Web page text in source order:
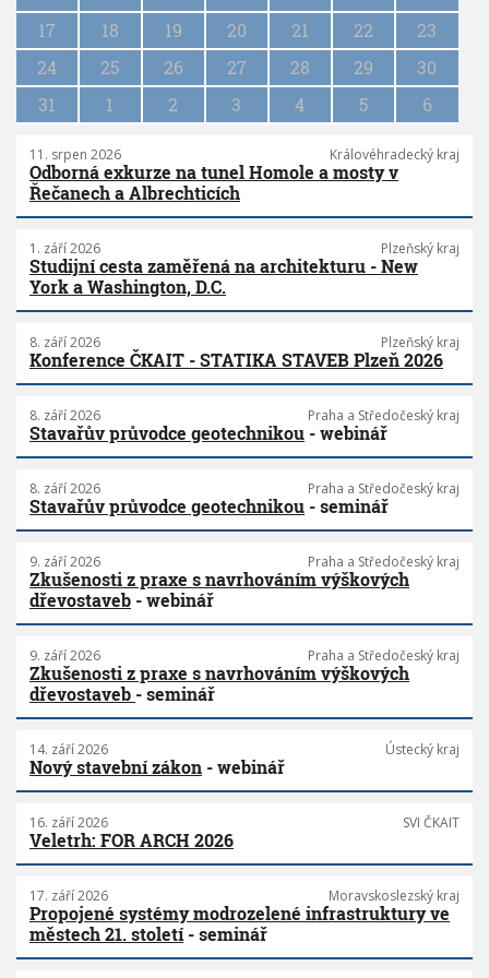
i
o
17
18 19 20 21 22
23
24
25 26 27 28 29
30
31
1 2 3 4 5 6
11. srpen 2026 Královéhradecký kraj
Odborná exkurze na tunel Homole a mosty v
Řečanech a Albrechticích
1. září 2026 Plzeňský kraj
Studijní cesta zaměřená na architekturu - New
York a Washington, D.C.
8. září 2026 Plzeňský kraj
Konference ČKAIT - STATIKA STAVEB Plzeň 2026
8. září 2026 Praha a Středočeský kraj
Stavařův průvodce geotechnikou - webinář
8. září 2026 Praha a Středočeský kraj
Stavařův průvodce geotechnikou - seminář
9. září 2026 Praha a Středočeský kraj
Zkušenosti z praxe s navrhováním výškových
dřevostaveb - webinář
9. září 2026 Praha a Středočeský kraj
Zkušenosti z praxe s navrhováním výškových
dřevostaveb - seminář
14. září 2026 Ústecký kraj
Nový stavební zákon - webinář
16. září 2026 SVI ČKAIT
Veletrh: FOR ARCH 2026
17. září 2026 Moravskoslezský kraj
Propojené systémy modrozelené infrastruktury ve
městech 21. století- seminář